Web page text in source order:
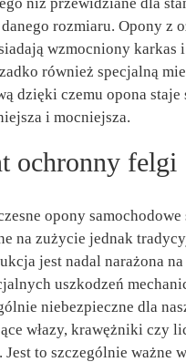
rozmiaru. Opony z
wzmocniony karkas
również specjalną
dzięki czemu opona staje
i mocniejsza.
ochronny felgi
opony
na zużycie jednak
jest nadal narażona na
uszkodzeń
niebezpieczne dla
włazy, krawężniki czy
Jest to szczególnie ważne